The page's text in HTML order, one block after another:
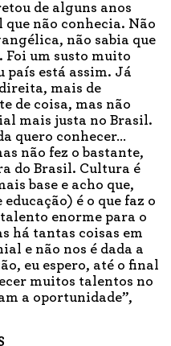
de alguns anos
que não conhecia. Não
não sabia que
Foi um susto muito
país está assim. Já
mais de
de coisa, mas não
mais justa no Brasil.
quero conhecer…
não fez o bastante,
do Brasil. Cultura é
base e acho que,
é o que faz o
talento enorme para o
há tantas coisas em
e não nos é dada a
eu espero, até o final
muitos talentos no
a oportunidade”,